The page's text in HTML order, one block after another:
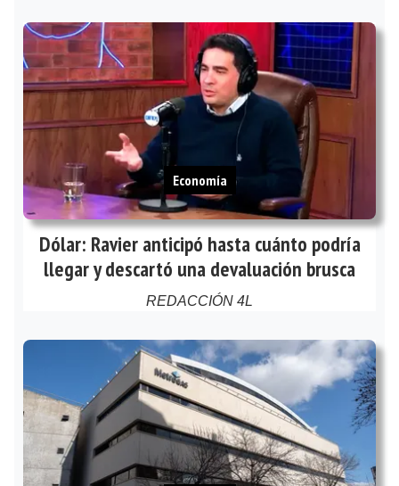
Dólar: Ravier anticipó hasta cuánto podría
llegar y descartó una devaluación brusca
REDACCIÓN 4L
Economía